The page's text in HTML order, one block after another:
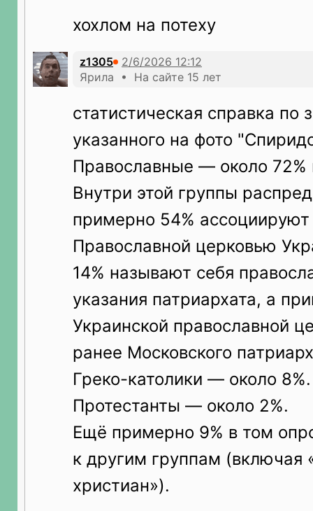
хохлом на потеху
z1305
Ярила • На сайте 15 лет
статистическая справка по
указанного на фото
Православные — около 72%
Внутри этой группы
примерно 54% ассоциируют
Православной церковью
14% называют себя
указания патриархата, а
Украинской православной
ранее Московского
Греко-католики — около 8%.
Протестанты — около 2%.
Ещё примерно 9% в том
к другим группам (включая
христиан»).